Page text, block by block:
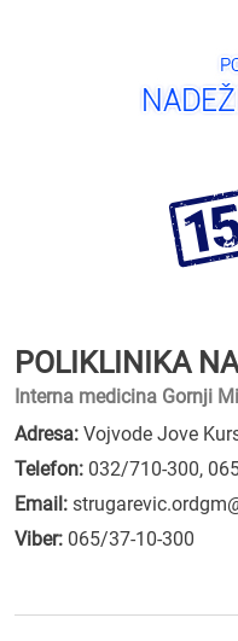
POLIKLINIKA
Interna medicina Gornji
Adresa: Vojvode Jove
Telefon: 032/710-300,
Email:
Viber: 065/37-10-300